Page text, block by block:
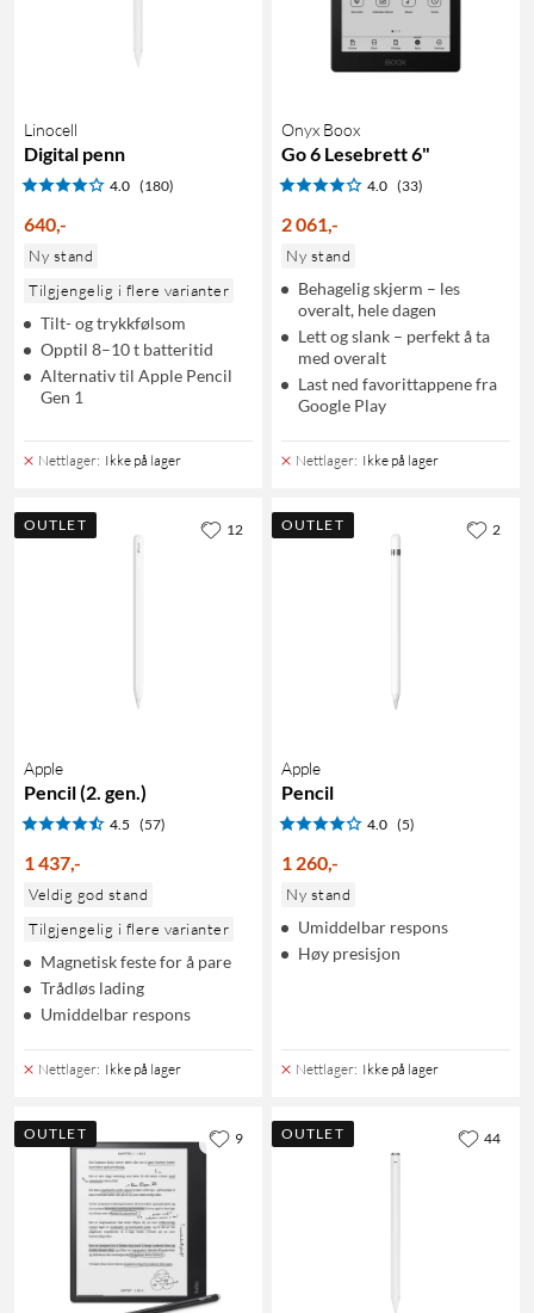
Linocell
Digital penn
4.0 (180)
640,-
Ny stand
Tilgjengelig i flere varianter
Tilt- og trykkfølsom
Opptil 8–10 t batteritid
Alternativ til Apple Pencil
Gen 1
Nettlager: Ikke på lager
Onyx Boox
Go 6 Lesebrett 6"
4.0 (33)
2 061,-
Ny stand
Behagelig skjerm – les
overalt, hele dagen
Lett og slank – perfekt å ta
med overalt
Last ned favorittappene fra
Google Play
Nettlager: Ikke på lager
OUTLET
Apple
Pencil (2. gen.)
4.5 (57)
1 437,-
Veldig god stand
Tilgjengelig i flere varianter
Magnetisk feste for å pare
Trådløs lading
Umiddelbar respons
Nettlager: Ikke på lager
12 OUTLET
Apple
Pencil
4.0 (5)
1 260,-
Ny stand
Umiddelbar respons
Høy presisjon
Nettlager: Ikke på lager
2
OUTLET 9 OUTLET 44